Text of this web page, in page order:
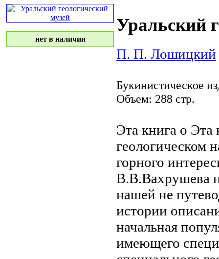
нет в наличии
Уральский
П. П. Лошицкий
Букинистическое
Объем: 288 стр.
Эта книга о Эта
геологическом
горного
В.В.Вахрушева
нашей не
истории
начальная
имеющего